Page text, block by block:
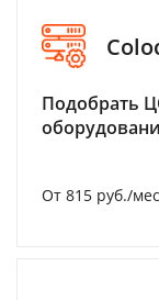
Подобрать
От 815 руб./